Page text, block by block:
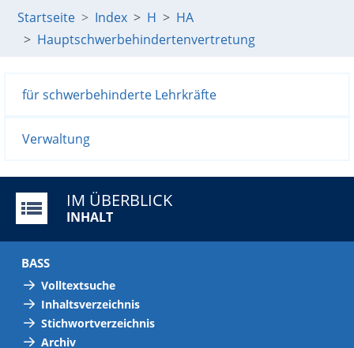
Startseite Index H
HA
Hauptschwerbehindertenvertretung
für schwerbehinderte Lehrkräfte
Verwaltung
IM ÜBERBLICK
INHALT
BASS
Volltextsuche
Inhaltsverzeichnis
Stichwortverzeichnis
Archiv